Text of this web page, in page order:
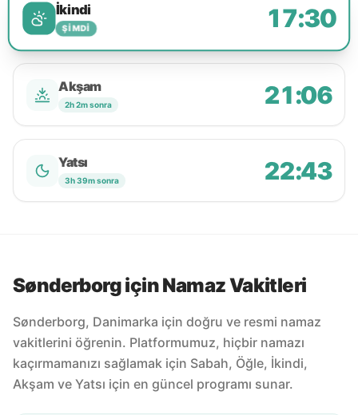
İkindi
ŞIMDI 17:30
Akşam
2h 2m sonra 21:06
Yatsı
3h 39m sonra 22:43
Sønderborg için Namaz Vakitleri
Sønderborg, Danimarka için doğru ve resmi namaz
vakitlerini öğrenin. Platformumuz, hiçbir namazı
kaçırmamanızı sağlamak için Sabah, Öğle, İkindi,
Akşam ve Yatsı için en güncel programı sunar.